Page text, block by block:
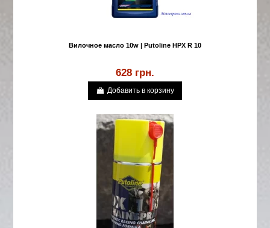
Вилочное масло 10w | Putoline HPX R 10
628 грн.
Добавить в корзину